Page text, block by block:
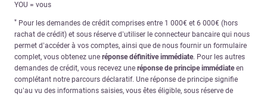
YOU = vous
* Pour les demandes de crédit comprises entre 1 000€ et 6 000€ (hors
rachat de crédit) et sous réserve d’utiliser le connecteur bancaire qui nous
permet d’accéder à vos comptes, ainsi que de nous fournir un formulaire
complet, vous obtenez une réponse définitive immédiate. Pour les autres
demandes de crédit, vous recevez une réponse de principe immédiateen
complétant notre parcours déclaratif. Une réponse de principe signifie
qu’au vu des informations saisies, vous êtes éligible, sous réserve de